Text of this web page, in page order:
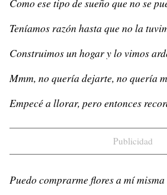
Teníamos razón hasta que no la
Construimos un hogar y lo vimos
Mmm, no quería dejarte, no quería
Empecé a llorar, pero entonces
Publicidad
Puedo comprarme flores a mí misma